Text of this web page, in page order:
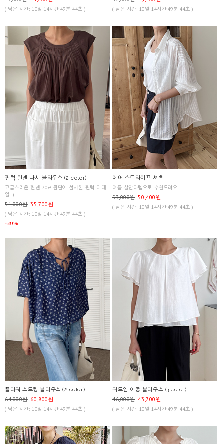
( 남은 시간: 10일 14시간 49분 44초 ) ( 남은 시간: 10일 14시간 49분 44초 )
핀턱 린넨 나시 블라우스 (2 color)
고급스러운 린넨 70% 원단에 섬세한 핀턱 디테
일 :)
51,000원 35,700원
( 남은 시간: 10일 14시간 49분 44초 )
에어 스트라이프 셔츠
여름 살안타템으로 추천드려요!
53,000원 50,400원
( 남은 시간: 10일 14시간 49분 44초 )
플라워 스트링 블라우스 (2 color)
64,000원 60,800원
( 남은 시간: 10일 14시간 49분 44초 )
뒤트임 이중 블라우스 (3 color)
46,000원 43,700원
( 남은 시간: 10일 14시간 49분 44초 )